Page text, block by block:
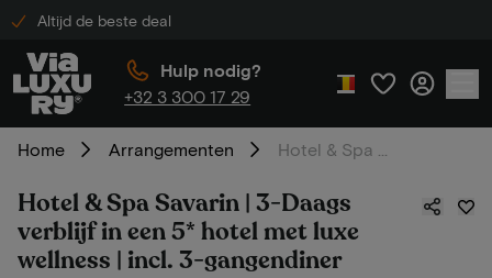
Altijd de beste deal
Hulp nodig?
+32 3 300 17 29
Home Arrangementen
Hotel & Spa Savarin | 3-Daags
verblijf in een 5* hotel met luxe
wellness | incl. 3-gangendiner